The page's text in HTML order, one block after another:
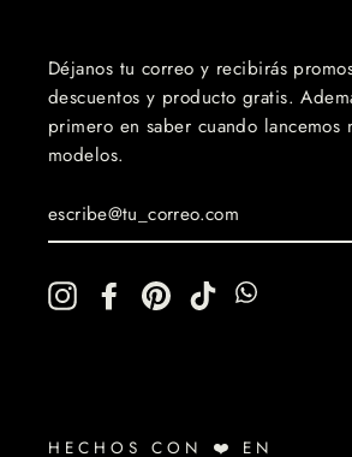
Déjanos tu correo y recibirás
descuentos y producto gratis.
primero en saber cuando lancemos
modelos.
InstagramFacebookPinterestTikTok
HECHOS CON ❤️ EN